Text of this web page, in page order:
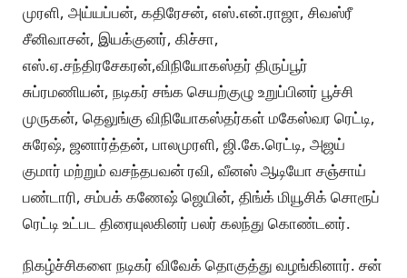
முரளி, அய்யப்பன், கதிரேசன், எஸ்.என்.ராஜா, சிவஸ்ரீ
சீனிவாசன், இயக்குனர், கிச்சா,
எஸ்.ஏ.சந்திரசேகரன்,விநியோகஸ்தர் திருப்பூர்
சுப்ரமணியன், நடிகர் சங்க செயற்குழு உறுப்பினர் பூச்சி
முருகன், தெலுங்கு விநியோகஸ்தர்கள் மகேஸ்வர ரெட்டி,
சுரேஷ், ஜனார்த்தன், பாலமுரளி, ஜி.கே.ரெட்டி, அஜய்
குமார் மற்றும் வசந்தபவன் ரவி, வீனஸ் ஆடியோ சஞ்சாய்
பண்டாரி, சம்பக் கணேஷ் ஜெயின், திங்க் மியூசிக் சொரூப்
ரெட்டி உட்பட திரையுலகினர் பலர் கலந்து கொண்டனர்.
நிகழ்ச்சிகளை நடிகர் விவேக் தொகுத்து வழங்கினார். சன்